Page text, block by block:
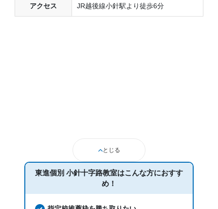
アクセス JR越後線小針駅より徒歩6分
とじる
東進個別 小針十字路教室はこんな方におすす
め！